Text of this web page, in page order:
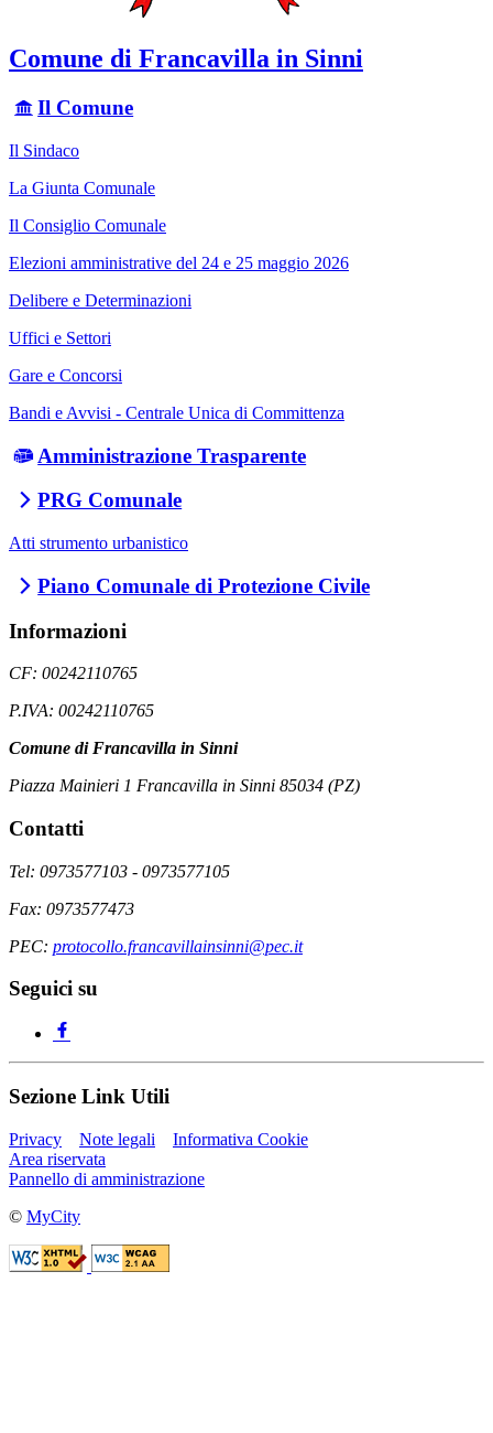
Comune di Francavilla in Sinni
Il Comune
Il Sindaco
La Giunta Comunale
Il Consiglio Comunale
Elezioni amministrative del 24 e 25 maggio 2026
Delibere e Determinazioni
Uffici e Settori
Gare e Concorsi
Bandi e Avvisi - Centrale Unica di Committenza
Amministrazione Trasparente
PRG Comunale
Atti strumento urbanistico
Piano Comunale di Protezione Civile
Informazioni
CF: 00242110765
P.IVA: 00242110765
Comune di Francavilla in Sinni
Piazza Mainieri 1 Francavilla in Sinni 85034 (PZ)
Contatti
Tel: 0973577103 - 0973577105
Fax: 0973577473
PEC: protocollo.francavillainsinni@pec.it
Seguici su
Sezione Link Utili
Privacy Note legali
Informativa Cookie
Area riservata
Pannello di amministrazione
© MyCity